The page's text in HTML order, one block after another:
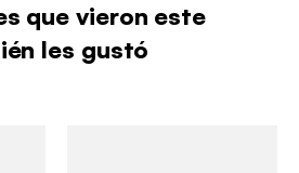
que vieron este
les gustó